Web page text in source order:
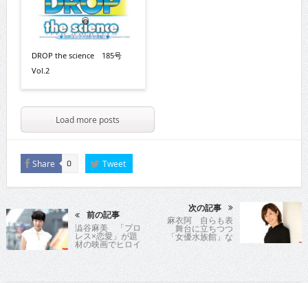
DROP the science 185号
Vol.2
Load more posts
Share 0 Tweet
前の記事
澁谷麻美 「プロ
レス×恋愛」が題
材の映画でヒロイ
ン
次の記事
麻衣阿 自らも表
舞台に立ちつつ
「女優水族館」な
どヒット企画を主
催する仕掛け人の
胸の内とは